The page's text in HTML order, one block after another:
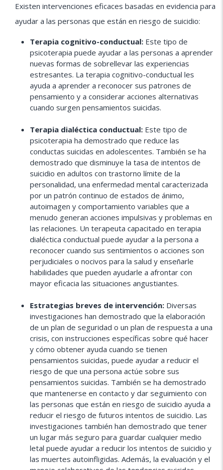
Existen intervenciones eficaces basadas en evidencia para
ayudar a las personas que están en riesgo de suicidio:
Terapia cognitivo-conductual: Este tipo de
psicoterapia puede ayudar a las personas a aprender
nuevas formas de sobrellevar las experiencias
estresantes. La terapia cognitivo-conductual les
ayuda a aprender a reconocer sus patrones de
pensamiento y a considerar acciones alternativas
cuando surgen pensamientos suicidas.
Terapia dialéctica conductual: Este tipo de
psicoterapia ha demostrado que reduce las
conductas suicidas en adolescentes. También se ha
demostrado que disminuye la tasa de intentos de
suicidio en adultos con trastorno límite de la
personalidad, una enfermedad mental caracterizada
por un patrón continuo de estados de ánimo,
autoimagen y comportamiento variables que a
menudo generan acciones impulsivas y problemas en
las relaciones. Un terapeuta capacitado en terapia
dialéctica conductual puede ayudar a la persona a
reconocer cuando sus sentimientos o acciones son
perjudiciales o nocivos para la salud y enseñarle
habilidades que pueden ayudarle a afrontar con
mayor eficacia las situaciones angustiantes.
Estrategias breves de intervención: Diversas
investigaciones han demostrado que la elaboración
de un plan de seguridad o un plan de respuesta a una
crisis, con instrucciones específicas sobre qué hacer
y cómo obtener ayuda cuando se tienen
pensamientos suicidas, puede ayudar a reducir el
riesgo de que una persona actúe sobre sus
pensamientos suicidas. También se ha demostrado
que mantenerse en contacto y dar seguimiento con
las personas que están en riesgo de suicidio ayuda a
reducir el riesgo de futuros intentos de suicidio. Las
investigaciones también han demostrado que tener
un lugar más seguro para guardar cualquier medio
letal puede ayudar a reducir los intentos de suicidio y
las muertes autoinfligidas. Además, la evaluación y el